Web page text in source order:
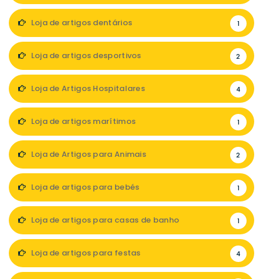
Loja de artigos dentários 1
Loja de artigos desportivos 2
Loja de Artigos Hospitalares 4
Loja de artigos marítimos 1
Loja de Artigos para Animais 2
Loja de artigos para bebés 1
Loja de artigos para casas de banho 1
Loja de artigos para festas 4